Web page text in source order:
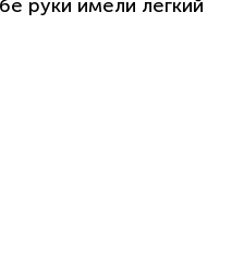
руки имели легкий